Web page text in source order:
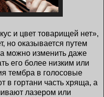
и цвет товарищей нет»,
но оказывается путем
можно изменить даже
его более низким или
тембра в голосовые
в гортани часть хряща, а
лазером или